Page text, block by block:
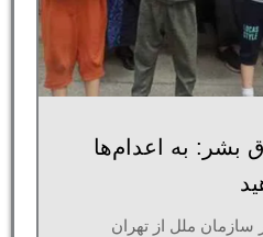
بشر: به اعدام‌ها
ملل از تهران